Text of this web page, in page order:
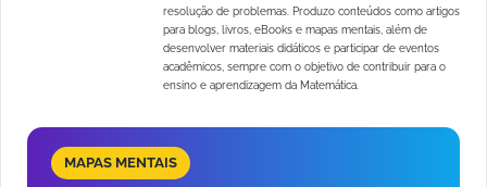
resolução de problemas. Produzo conteúdos como artigos
para blogs, livros, eBooks e mapas mentais, além de
desenvolver materiais didáticos e participar de eventos
acadêmicos, sempre com o objetivo de contribuir para o
ensino e aprendizagem da Matemática.
MAPAS MENTAIS